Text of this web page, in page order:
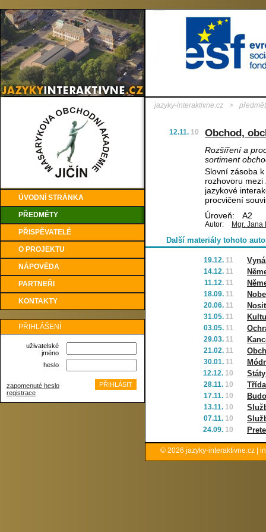
ÚVODNÍ STRÁNKA
PŘEDMĚTY
PŘISPĚVATELÉ
O PROJEKTU
NÁPOVĚDA
PARTNEŘI
KONTAKTY
PŘIHLÁŠENÍ
uživatelské
jméno
heslo
zapomenuté heslo
registrace
jazyky-interaktivne.cz >
12.11. 10 Obchod,
Rozšíření a
sortiment
Slovní zásoba
rozhovoru
jazykové
procvičení
Úroveň:
A2
Autor: Mgr. Jana
Další materiály tohoto
19.12. 11
14.12. 11
11.12. 11
18.09. 11
20.06. 11
31.05. 11
03.05. 11
29.03. 11
21.02. 11
30.01. 11
12.12. 10
28.11. 10 Třída
17.11. 10
13.11. 10
07.11. 10
24.09. 10
© 2026 jazyky-interaktivne.cz